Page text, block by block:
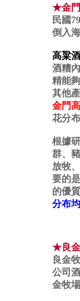
★金
民國
倒入
高粱
酒糟
精能
其他
金門
花分
根據
群、
放牧
要的
的優
分布
★良
良金
公司
金牧